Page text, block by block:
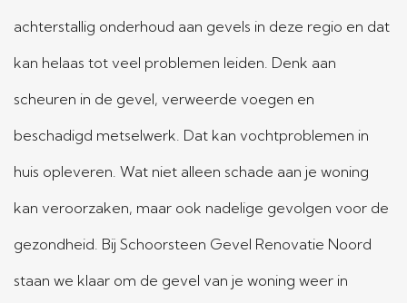
achterstallig onderhoud aan gevels in deze regio en dat
kan helaas tot veel problemen leiden. Denk aan
scheuren in de gevel, verweerde voegen en
beschadigd metselwerk. Dat kan vochtproblemen in
huis opleveren. Wat niet alleen schade aan je woning
kan veroorzaken, maar ook nadelige gevolgen voor de
gezondheid. Bij Schoorsteen Gevel Renovatie Noord
staan we klaar om de gevel van je woning weer in